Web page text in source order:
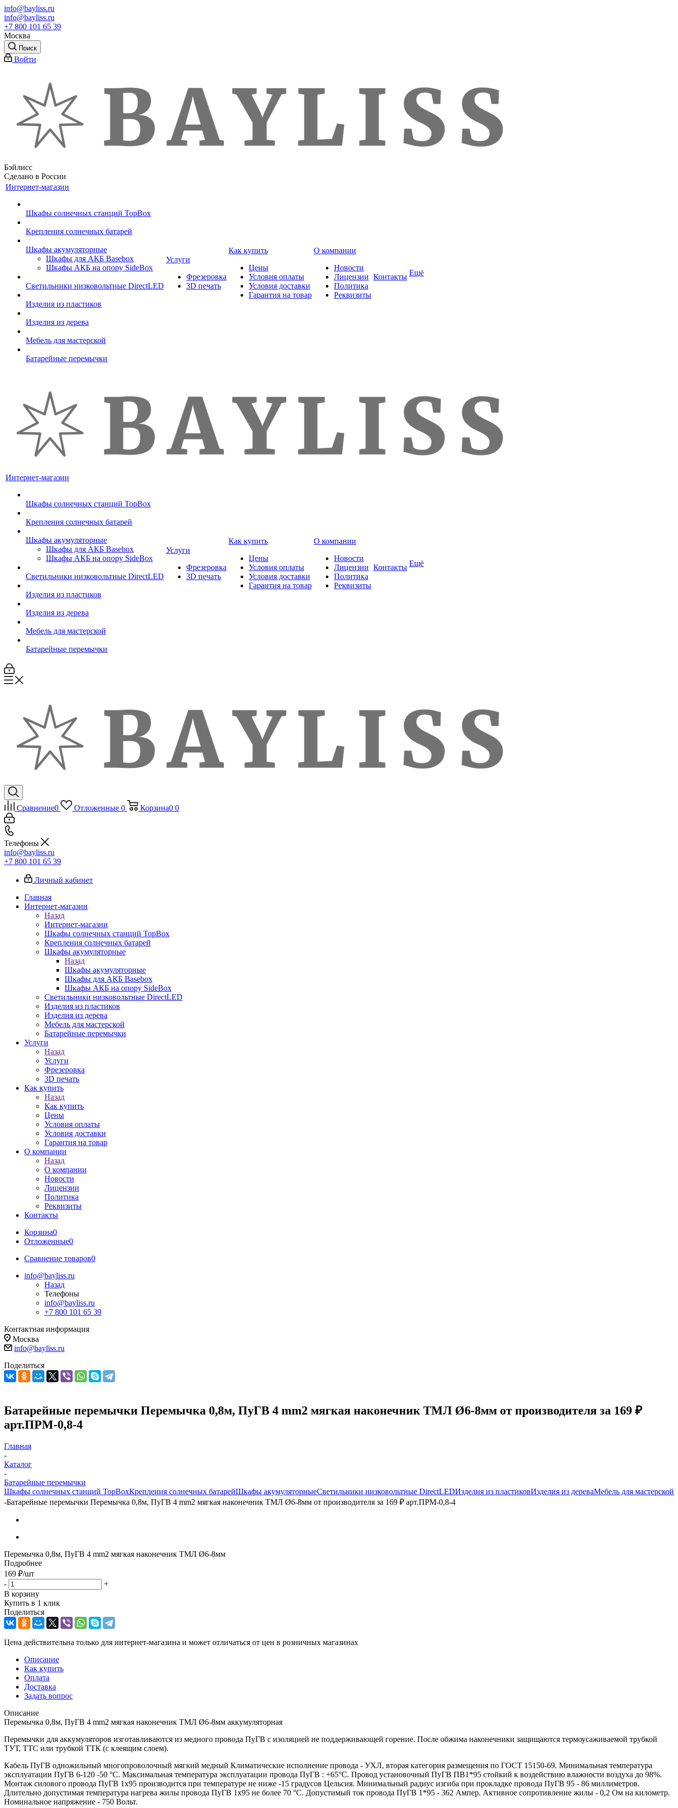
info@bayliss.ru
info@bayliss.ru
+7 800 101 65 39
Москва
Поиск
Войти
Бэйлисс
Сделано в России
Интернет-магазин
Шкафы солнечных станций TopBox
Крепления солнечных батарей
Шкафы акумуляторные
Шкафы для АКБ Basebox
Шкафы АКБ на опору SideBox
Светильники низковольтные DirectLED
Изделия из пластиков
Изделия из дерева
Мебель для мастерской
Батарейные перемычки
Услуги
Фрезеровка
3D печать
Как купить
Цены
Условия оплаты
Условия доставки
Гарантия на товар
О компании
Новости
Лицензии
Политика
Реквизиты
Контакты Ещё
Интернет-магазин
Шкафы солнечных станций TopBox
Крепления солнечных батарей
Шкафы акумуляторные
Шкафы для АКБ Basebox
Шкафы АКБ на опору SideBox
Светильники низковольтные DirectLED
Изделия из пластиков
Изделия из дерева
Мебель для мастерской
Батарейные перемычки
Услуги
Фрезеровка
3D печать
Как купить
Цены
Условия оплаты
Условия доставки
Гарантия на товар
О компании
Новости
Лицензии
Политика
Реквизиты
Контакты Ещё
Сравнение0 Отложенные 0 Корзина0 0
Телефоны
info@bayliss.ru
+7 800 101 65 39
Личный кабинет
Главная
Интернет-магазин
Назад
Интернет-магазин
Шкафы солнечных станций TopBox
Крепления солнечных батарей
Шкафы акумуляторные
Назад
Шкафы акумуляторные
Шкафы для АКБ Basebox
Шкафы АКБ на опору SideBox
Светильники низковольтные DirectLED
Изделия из пластиков
Изделия из дерева
Мебель для мастерской
Батарейные перемычки
Услуги
Назад
Услуги
Фрезеровка
3D печать
Как купить
Назад
Как купить
Цены
Условия оплаты
Условия доставки
Гарантия на товар
О компании
Назад
О компании
Новости
Лицензии
Политика
Реквизиты
Контакты
Корзина0
Отложенные0
Сравнение товаров0
info@bayliss.ru
Назад
Телефоны
info@bayliss.ru
+7 800 101 65 39
Контактная информация
Москва
info@bayliss.ru
Поделиться
Батарейные перемычки Перемычка 0,8м, ПуГВ 4 mm2 мягкая наконечник ТМЛ Ø6-8мм от производителя за 169 ₽
арт.ПРМ-0,8-4
Главная
-
Каталог
-
Батарейные перемычки
Шкафы солнечных станций TopBoxКрепления солнечных батарейШкафы акумуляторныеСветильники низковольтные DirectLEDИзделия из пластиковИзделия из дереваМебель для мастерской
-Батарейные перемычки Перемычка 0,8м, ПуГВ 4 mm2 мягкая наконечник ТМЛ Ø6-8мм от производителя за 169 ₽ арт.ПРМ-0,8-4
Перемычка 0,8м, ПуГВ 4 mm2 мягкая наконечник ТМЛ Ø6-8мм
Подробнее
169 ₽/шт
-
+
В корзину
Купить в 1 клик
Поделиться
Цена действительна только для интернет-магазина и может отличаться от цен в розничных магазинах
Описание
Как купить
Оплата
Доставка
Задать вопрос
Описание
Перемычка 0,8м, ПуГВ 4 mm2 мягкая наконечник ТМЛ Ø6-8мм аккумуляторная
Перемычки для аккумуляторов изготавливаются из медного провода ПуГВ с изоляцией не поддерживающей горение. После обжима наконечники защищаются термоусаживаемой трубкой
ТУТ, ТТС или трубкой ТТК (с клеящим слоем).
Кабель ПуГВ одножильный многопроволочный мягкий медный Климатические исполнение провода - УХЛ, вторая категория размещения по ГОСТ 15150-69. Минимальная температура
эксплуатации ПуГВ 6-120 -50 °С. Максимальная температура эксплуатации провода ПуГВ : +65°С. Провод установочный ПуГВ ПВ1*95 стойкий к воздействию влажности воздуха до 98%.
Монтаж силового провода ПуГВ 1х95 производится при температуре не ниже -15 градусов Цельсия. Минимальный радиус изгиба при прокладке провода ПуГВ 95 - 86 миллиметров.
Длительно допустимая температура нагрева жилы провода ПуГВ 1х95 не более 70 °С. Допустимый ток провода ПуГВ 1*95 - 362 Ампер. Активное сопротивление жилы - 0,2 Ом на километр.
Номинальное напряжение - 750 Вольт.